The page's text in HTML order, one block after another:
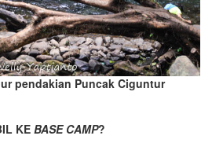
pendakian Puncak Ciguntur
KE BASE CAMP?